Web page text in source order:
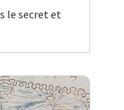
le secret et